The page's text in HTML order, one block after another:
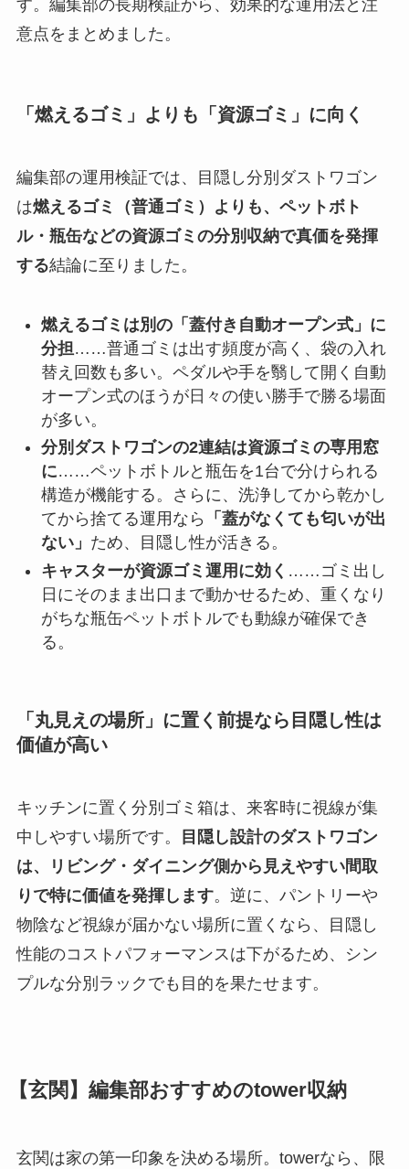
す。編集部の長期検証から、効果的な運用法と注
意点をまとめました。
「燃えるゴミ」よりも「資源ゴミ」に向く
編集部の運用検証では、目隠し分別ダストワゴン
は燃えるゴミ（普通ゴミ）よりも、ペットボト
ル・瓶缶などの資源ゴミの分別収納で真価を発揮
する結論に至りました。
燃えるゴミは別の「蓋付き自動オープン式」に
分担……普通ゴミは出す頻度が高く、袋の入れ
替え回数も多い。ペダルや手を翳して開く自動
オープン式のほうが日々の使い勝手で勝る場面
が多い。
分別ダストワゴンの2連結は資源ゴミの専用窓
に……ペットボトルと瓶缶を1台で分けられる
構造が機能する。さらに、洗浄してから乾かし
てから捨てる運用なら
「蓋がなくても匂いが出
ない」 ため、目隠し性が活きる。
キャスターが資源ゴミ運用に効く ……ゴミ出し
日にそのまま出口まで動かせるため、重くなり
がちな瓶缶ペットボトルでも動線が確保でき
る。
「丸見えの場所」に置く前提なら目隠し性は
価値が高い
キッチンに置く分別ゴミ箱は、来客時に視線が集
中しやすい場所です。
目隠し設計のダストワゴン
は、リビング・ダイニング側から見えやすい間取
りで特に価値を発揮します。逆に、パントリーや
物陰など視線が届かない場所に置くなら、目隠し
性能のコストパフォーマンスは下がるため、シン
プルな分別ラックでも目的を果たせます。
【玄関】編集部おすすめのtower収納
玄関は家の第一印象を決める場所。towerなら、限